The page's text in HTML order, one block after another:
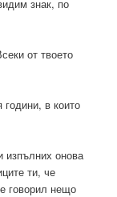
знак, по
от твоето
в които
онова
ти, че
говорил нещо